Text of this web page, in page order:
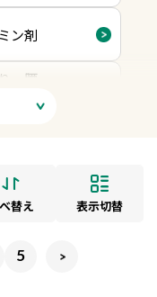
ン剤
・腰
肉痛
慣病・
善薬
5
替え 表示切替